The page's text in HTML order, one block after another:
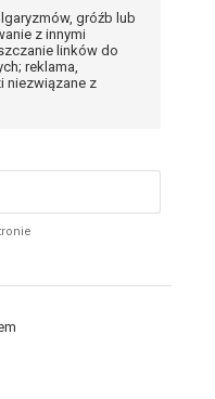
gróźb lub
z innymi
linków do
reklama,
niezwiązane z